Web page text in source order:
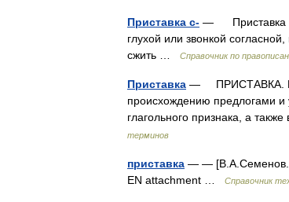
Приставка с- — Приставка с
глухой или звонкой
сжить …
Справочник по
Приставка — ПРИСТАВКА.
происхождению предлогами
глагольного признака, а
терминов
приставка — — [В.А.Семенов.
EN attachment …
Справочник